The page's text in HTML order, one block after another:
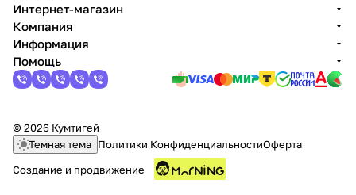
Интернет-магазин
Компания
Информация
Помощь
© 2026 Кумтигей
Темная тема Политики КонфиденциальностиОферта
Создание и продвижение